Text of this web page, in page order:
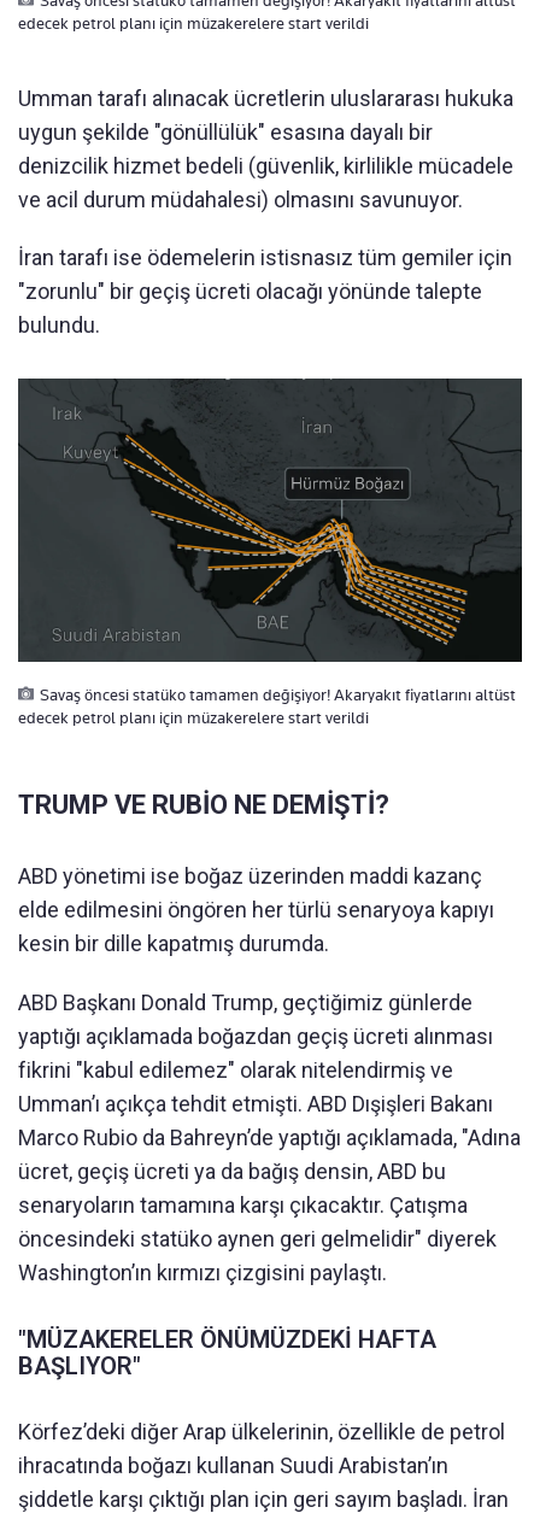
edecek petrol planı için müzakerelere start verildi
Umman tarafı alınacak ücretlerin uluslararası hukuka
uygun şekilde "gönüllülük" esasına dayalı bir
denizcilik hizmet bedeli (güvenlik, kirlilikle mücadele
ve acil durum müdahalesi) olmasını savunuyor.
İran tarafı ise ödemelerin istisnasız tüm gemiler için
"zorunlu" bir geçiş ücreti olacağı yönünde talepte
bulundu.
Savaş öncesi statüko tamamen değişiyor! Akaryakıt fiyatlarını altüst
edecek petrol planı için müzakerelere start verildi
TRUMP VE RUBİO NE DEMİŞTİ?
ABD yönetimi ise boğaz üzerinden maddi kazanç
elde edilmesini öngören her türlü senaryoya kapıyı
kesin bir dille kapatmış durumda.
ABD Başkanı Donald Trump, geçtiğimiz günlerde
yaptığı açıklamada boğazdan geçiş ücreti alınması
fikrini "kabul edilemez" olarak nitelendirmiş ve
Umman’ı açıkça tehdit etmişti. ABD Dışişleri Bakanı
Marco Rubio da Bahreyn’de yaptığı açıklamada, "Adına
ücret, geçiş ücreti ya da bağış densin, ABD bu
senaryoların tamamına karşı çıkacaktır. Çatışma
öncesindeki statüko aynen geri gelmelidir" diyerek
Washington’ın kırmızı çizgisini paylaştı.
"MÜZAKERELER ÖNÜMÜZDEKİ HAFTA
BAŞLIYOR"
Körfez’deki diğer Arap ülkelerinin, özellikle de petrol
ihracatında boğazı kullanan Suudi Arabistan’ın
şiddetle karşı çıktığı plan için geri sayım başladı. İran